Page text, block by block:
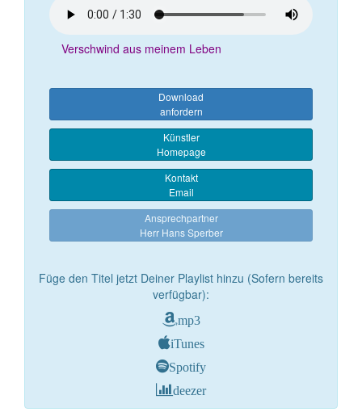
Verschwind aus meinem Leben
Download
anfordern
Künstler
Homepage
Kontakt
Email
Ansprechpartner
Herr Hans Sperber
Füge den Titel jetzt Deiner Playlist hinzu (Sofern bereits
verfügbar):
mp3
iTunes
Spotify
deezer